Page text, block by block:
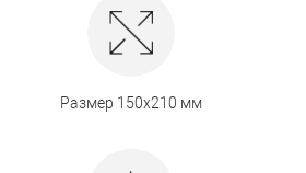
Размер 150х210 мм